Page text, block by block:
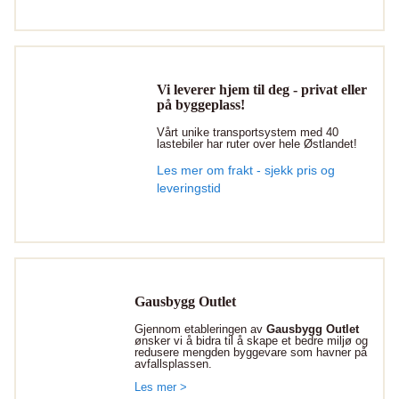
Vi leverer hjem til deg - privat eller
på byggeplass!
Vårt unike transportsystem med 40
lastebiler har ruter over hele Østlandet!
Les mer om frakt - sjekk pris og
leveringstid
Gausbygg Outlet
Gjennom etableringen avGausbygg Outlet
ønsker vi å bidra til å skape et bedre miljø og
redusere mengden byggevare som havner på
avfallsplassen.
Les mer >